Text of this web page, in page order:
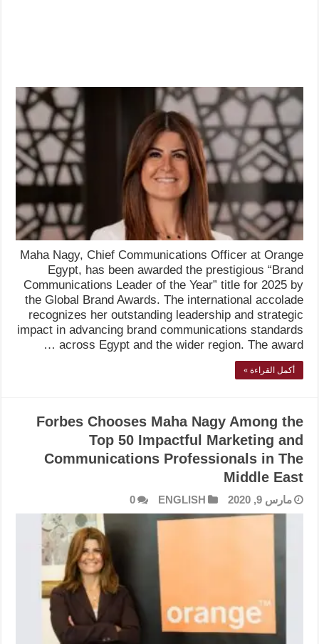
Maha Nagy, Chief Communications Officer at Orange
Egypt, has been awarded the prestigious “Brand
Communications Leader of the Year” title for 2025 by
the Global Brand Awards. The international accolade
recognizes her outstanding leadership and strategic
impact in advancing brand communications standards
across Egypt and the wider region. The award …
أكمل القراءة »
Forbes Chooses Maha Nagy Among the
Top 50 Impactful Marketing and
Communications Professionals in The
Middle East
مارس 9, 2020 ENGLISH
0